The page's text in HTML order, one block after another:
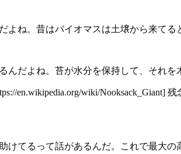
ね。昔はバイオマスは土壌から来てる
だよね。苔が水分を保持して、それを
en.wikipedia.org/wiki/Nooksack_Giant]
てるって話があるんだ。これで最大